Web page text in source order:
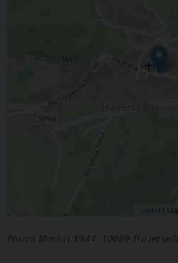
Leaflet |
Piazza Martiri 1944, 10089